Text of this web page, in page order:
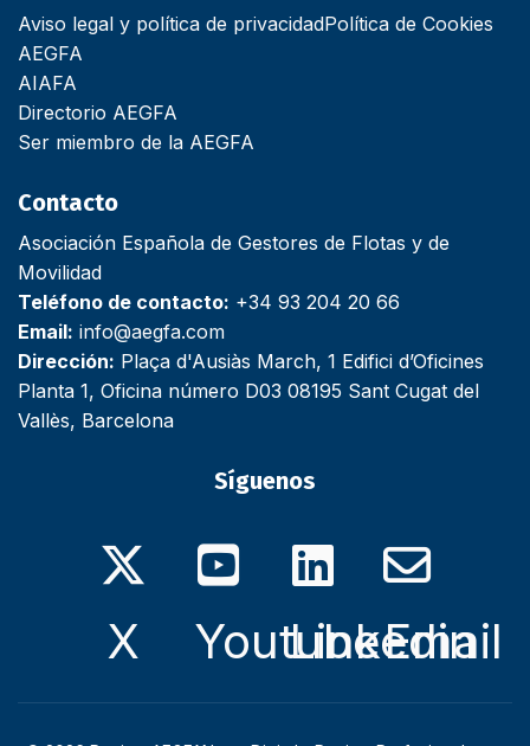
Aviso legal y política de privacidadPolítica de Cookies
AEGFA
AIAFA
Directorio AEGFA
Ser miembro de la AEGFA
Contacto
Asociación Española de Gestores de Flotas y de
Movilidad
Teléfono de contacto: +34 93 204 20 66
Email: info@aegfa.com
Dirección: Plaça d'Ausiàs March, 1 Edifici d’Oficines
Planta 1, Oficina número D03 08195 Sant Cugat del
Vallès, Barcelona
Síguenos
X YoutubeLinkedin
Email